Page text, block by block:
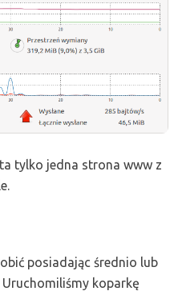
tylko jedna strona www z
posiadając średnio lub
koparkę